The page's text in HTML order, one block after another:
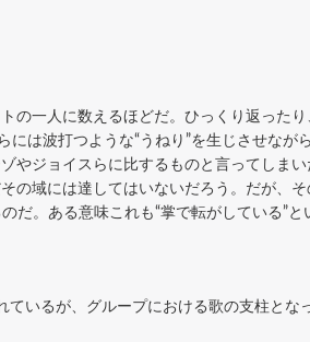
の一人に数えるほどだ。ひっくり返った
は波打つような“うねり”を生じさせなが
やジョイスらに比するものと言ってしま
域には達してはいないだろう。だが、そ
だ。ある意味これも“掌で転がしている”
いるが、グループにおける歌の支柱とな